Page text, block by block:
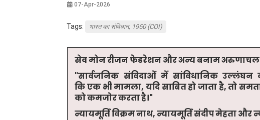
07-Apr-2026
Tags: भारत का संविधान, 1950 (COI)
सेव मोन रीजन फेडरेशन और अन्य बनाम अरुणाचल
"सार्वजनिक संविदाओं में सांविधानिक
किएक भीमामला,यदि साबित हो जाता है,तो
को कमजोर करता है।"
न्यायमूर्ति विक्रम नाथ,न्यायमूर्ति संदीप मेहता और